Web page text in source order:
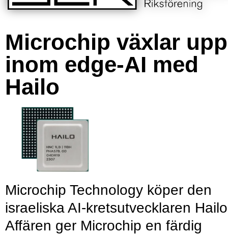
Microchip växlar upp
inom edge-AI med
Hailo
Microchip Technology köper den
israeliska AI-kretsutvecklaren
Affären ger Microchip en färdig